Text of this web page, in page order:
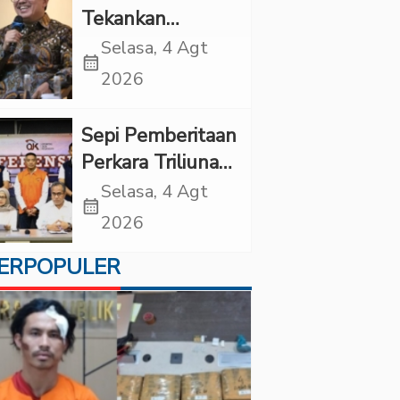
Tekankan
Pentingnya
Inovasi
di “Indonesian
Brain Forum
2026 UPN
Veteran Jakarta”
calendar_month
Selasa, 4 Agt
2026
Sepi Pemberitaan
Perkara Triliunan
Rupiah Investree,
Ternyata Sudah
calendar_month
Selasa, 4 Agt
2026